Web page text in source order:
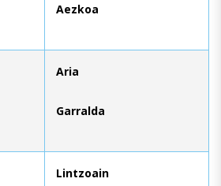
Aezkoa
Aria
Garralda
Lintzoain